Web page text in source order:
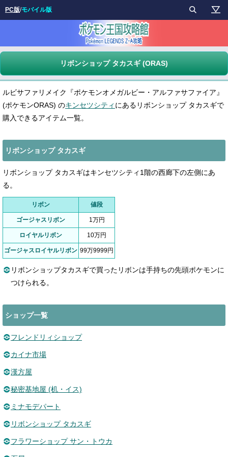
リボンショップ タカスギ (ORAS)
ルビサファリメイク『ポケモンオメガルビー・アルファサファイア』
(ポケモンORAS) のキンセツシティ にあるリボンショップ タカスギで
購入できるアイテム一覧。
リボンショップ タカスギ
リボンショップ タカスギはキンセツシティ1階の西廊下の左側にあ
る。
リボン 値段
ゴージャスリボン 1万円
ロイヤルリボン 10万円
ゴージャスロイヤルリボン 99万9999円
リボンショップタカスギで買ったリボンは手持ちの先頭ポケモンに
つけられる。
ショップ一覧
フレンドリィショップ
カイナ市場
漢方屋
秘密基地屋 (机・イス)
ミナモデパート
リボンショップ タカスギ
フラワーショップ サン・トウカ
PC版/モバイル版